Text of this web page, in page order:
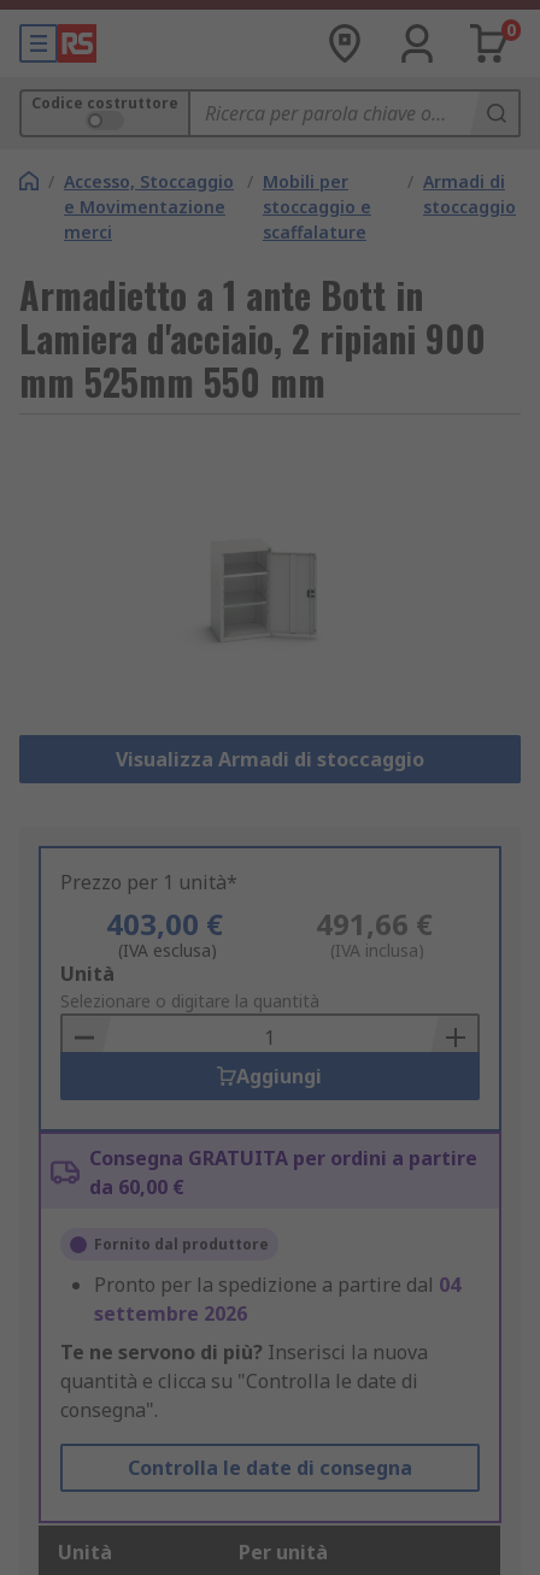
0
Codice costruttore
/ Accesso, Stoccaggio
e Movimentazione
merci
/ Mobili per
stoccaggio e
scaffalature
/ Armadi di
stoccaggio
Armadietto a 1 ante Bott in
Lamiera d'acciaio, 2 ripiani 900
mm 525mm 550 mm
Visualizza Armadi di stoccaggio
Prezzo per 1 unità*
403,00 €
(IVA esclusa)
491,66 €
(IVA inclusa)
Add
to
Basket
Unità
Selezionare o digitare la quantità
Aggiungi
Consegna GRATUITA per ordini a partire
da 60,00 €
Fornito dal produttore
Pronto per la spedizione a partire dal 04
settembre 2026
Te ne servono di più? Inserisci la nuova
quantità e clicca su "Controlla le date di
consegna".
Controlla le date di consegna
Unità Per unità